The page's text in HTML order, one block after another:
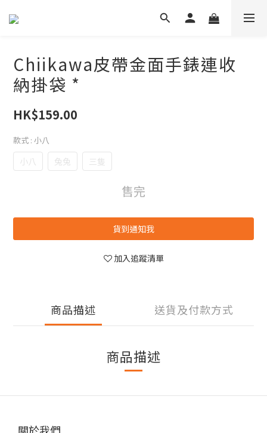
Chiikawa皮帶金面手錶連收
納掛袋 *
HK$159.00
款式 : 小八
小八 兔兔 三隻
售完
貨到通知我
加入追蹤清單
商品描述 送貨及付款方式
商品描述